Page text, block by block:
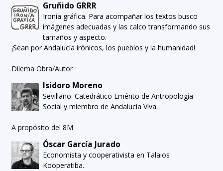
Gruñido GRRR
Ironía gráfica. Para acompañar los textos busco
imágenes adecuadas y las calco transformando sus
tamaños y aspecto.
¡Sean por Andalucía irónicos, los pueblos y la humanidad!
Dilema Obra/Autor
Isidoro Moreno
Sevillano. Catedrático Emérito de Antropología
Social y miembro de Andalucía Viva.
A propósito del 8M
Óscar García Jurado
Economista y cooperativista en Talaios
Kooperatiba.